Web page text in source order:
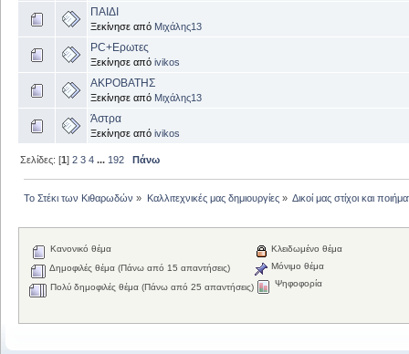
ΠΑΙΔΙ
Ξεκίνησε από Μιχάλης13
PC+Ερωτες
Ξεκίνησε από ivikos
ΑΚΡΟΒΑΤΗΣ
Ξεκίνησε από Μιχάλης13
Άστρα
Ξεκίνησε από ivikos
Σελίδες: [1]2 3 4 ... 192 Πάνω
Το Στέκι των Κιθαρωδών » Καλλιτεχνικές μας δημιουργίες» Δικοί μας στίχοι και
Κανονικό θέμα
Δημοφιλές θέμα (Πάνω από 15 απαντήσεις)
Πολύ δημοφιλές θέμα (Πάνω από 25 απαντήσεις)
Κλειδωμένο θέμα
Μόνιμο θέμα
Ψηφοφορία